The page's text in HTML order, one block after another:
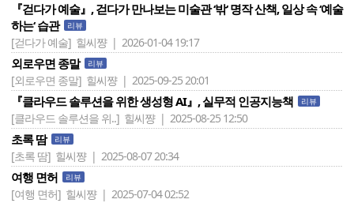
『걷다가 예술』, 걷다가 만나보는 미술관 ‘밖‘ 명작 산책, 일상 속 ‘예술
하는‘ 습관
리뷰
[걷다가 예술] 힐씨쨩 | 2026-01-04 19:17
외로우면 종말 리뷰
[외로우면 종말] 힐씨쨩 | 2025-09-25 20:01
『클라우드 솔루션을 위한 생성형 AI』, 실무적 인공지능책 리뷰
[클라우드 솔루션을 위..] 힐씨쨩 | 2025-08-25 12:50
초록 땀 리뷰
[초록 땀] 힐씨쨩 | 2025-08-07 20:34
여행 면허 리뷰
[여행 면허] 힐씨쨩 | 2025-07-04 02:52